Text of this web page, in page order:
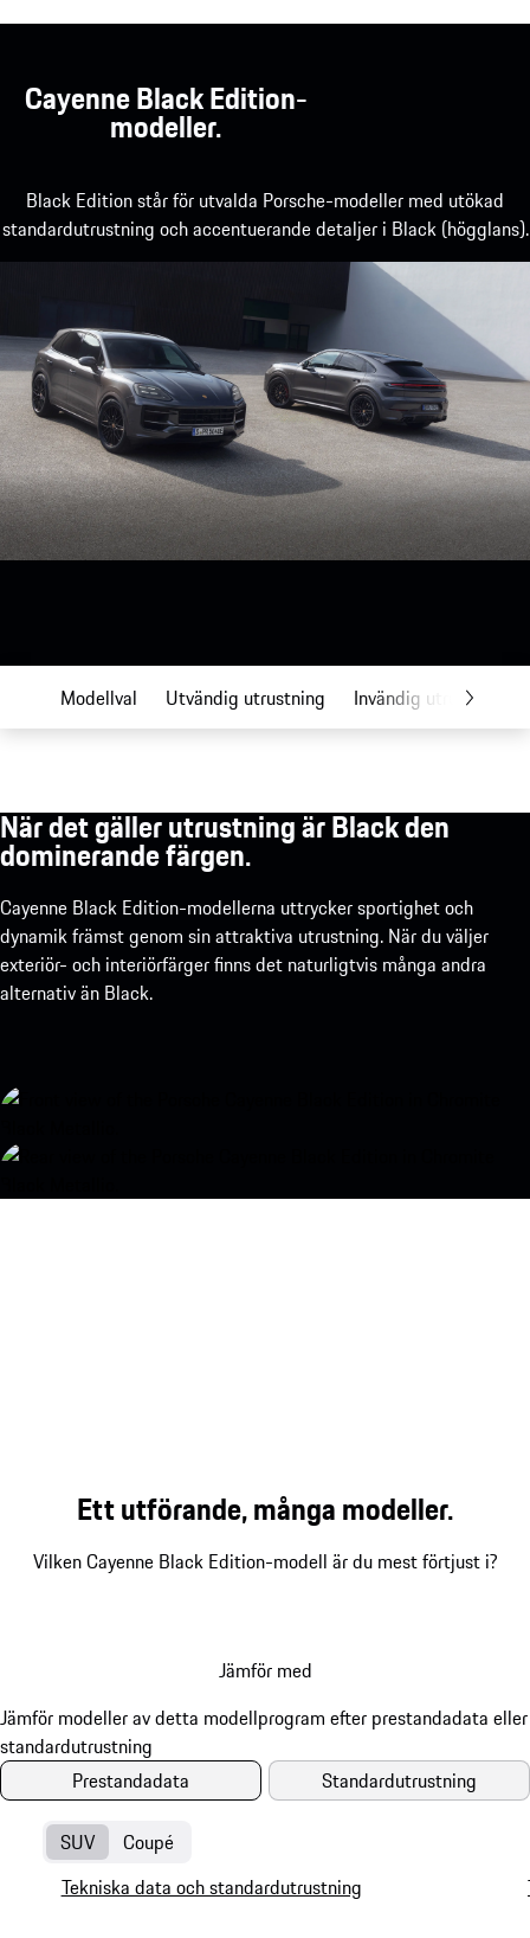
Cayenne Black Edition-
modeller.
Black Edition står för utvalda Porsche-modeller med utökad
standardutrustning och accentuerande detaljer i Black (högglans).
Modellval Utvändig utrustning Invändig utrustning
När det gäller utrustning är Black den
dominerande färgen.
Cayenne Black Edition-modellerna uttrycker sportighet och
dynamik främst genom sin attraktiva utrustning. När du väljer
exteriör- och interiörfärger finns det naturligtvis många andra
alternativ än Black.
Ett utförande, många modeller.
Vilken Cayenne Black Edition-modell är du mest förtjust i?
Jämför med
Prestandadata Standardutrustning
SUV Coupé
Tekniska data och standardutrustning